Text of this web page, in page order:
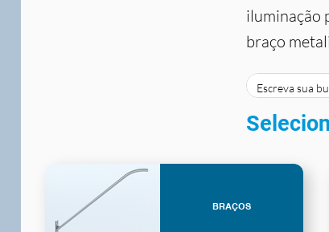
iluminação
braço
BRAÇOS